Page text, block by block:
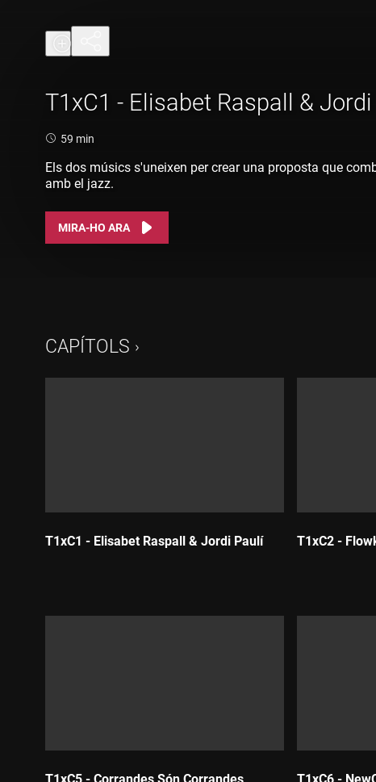
T1xC1 - Elisabet Raspall &
Durada:
59 min
Els dos músics s'uneixen per crear una proposta que
amb el jazz.
MIRA-HO ARA
CAPÍTOLS
T1xC1 - Elisabet Raspall & Jordi Paulí T1xC2 -